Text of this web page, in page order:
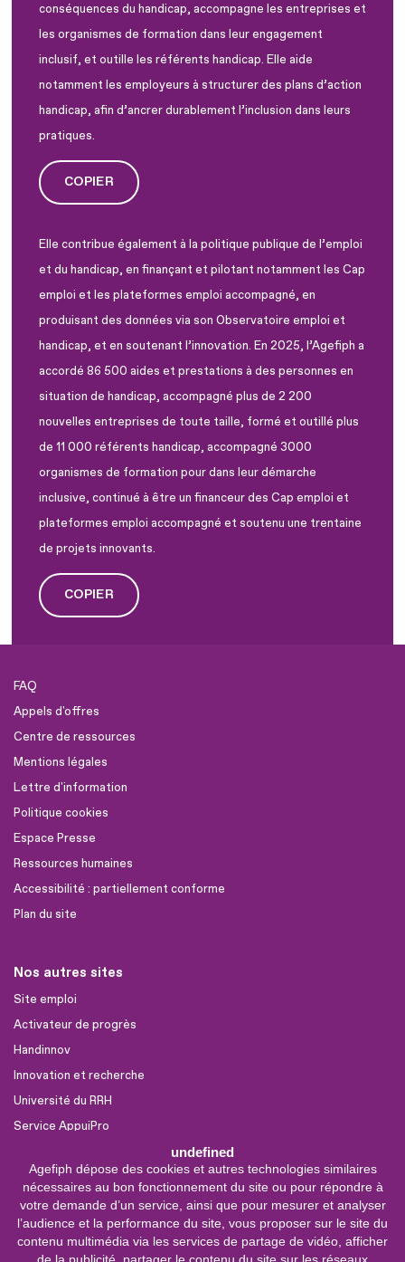
undefined
Agefiph dépose des cookies et autres technologies similaires
nécessaires au bon fonctionnement du site ou pour répondre à
votre demande d’un service, ainsi que pour mesurer et analyser
l’audience et la performance du site, vous proposer sur le site du
contenu multimédia via les services de partage de vidéo, afficher
conséquences du handicap, accompagne les entreprises et
les organismes de formation dans leur engagement
inclusif, et outille les référents handicap. Elle aide
notamment les employeurs à structurer des plans d’action
handicap, afin d’ancrer durablement l’inclusion dans leurs
pratiques.
COPIER
Elle contribue également à la politique publique de l’emploi
et du handicap, en finançant et pilotant notamment les Cap
emploi et les plateformes emploi accompagné, en
produisant des données via son Observatoire emploi et
handicap, et en soutenant l’innovation. En 2025, l’Agefiph a
accordé 86 500 aides et prestations à des personnes en
situation de handicap, accompagné plus de 2 200
nouvelles entreprises de toute taille, formé et outillé plus
de 11 000 référents handicap, accompagné 3000
organismes de formation pour dans leur démarche
inclusive, continué à être un financeur des Cap emploi et
plateformes emploi accompagné et soutenu une trentaine
de projets innovants.
COPIER
FAQ
Appels d'offres
Centre de ressources
Mentions légales
Lettre d'information
Politique cookies
Espace Presse
Ressources humaines
Accessibilité : partiellement conforme
Plan du site
Nos autres sites
Site emploi
Activateur de progrès
Handinnov
Innovation et recherche
Université du RRH
Service AppuiPro
Nous suivre
Youtube
Linkedin